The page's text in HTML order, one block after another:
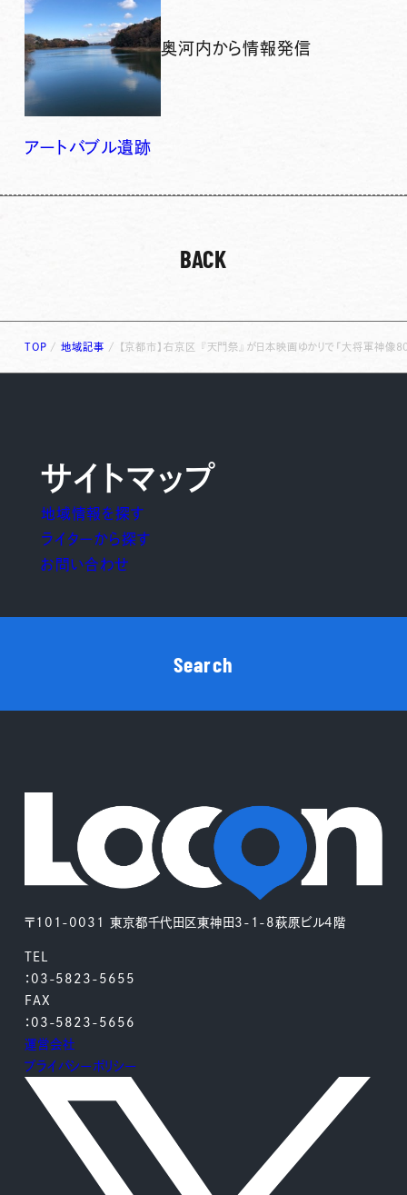
奥河内から情報発信
アートバブル遺跡
BACK
TOP /地域記事 / 【京都市】右京区 『天門祭』が日本映画ゆかりで「大将軍神像
〒101-0031 東京都千代田区東神田3-1-8萩原ビル4階
TEL
：03-5823-5655
FAX
：03-5823-5656
運営会社
プライバシーポリシー
サイトマップ
地域情報を探す
ライターから探す
お問い合わせ
Search